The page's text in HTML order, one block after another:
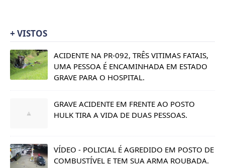
+ VISTOS
ACIDENTE NA PR-092, TRÊS VITIMAS FATAIS,
UMA PESSOA É ENCAMINHADA EM ESTADO
GRAVE PARA O HOSPITAL.
GRAVE ACIDENTE EM FRENTE AO POSTO
HULK TIRA A VIDA DE DUAS PESSOAS.
VÍDEO - POLICIAL É AGREDIDO EM POSTO DE
COMBUSTÍVEL E TEM SUA ARMA ROUBADA.